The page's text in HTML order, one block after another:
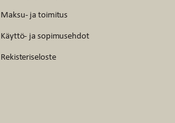
Maksu- ja toimitus
Käyttö- ja sopimusehdot
Rekisteriseloste